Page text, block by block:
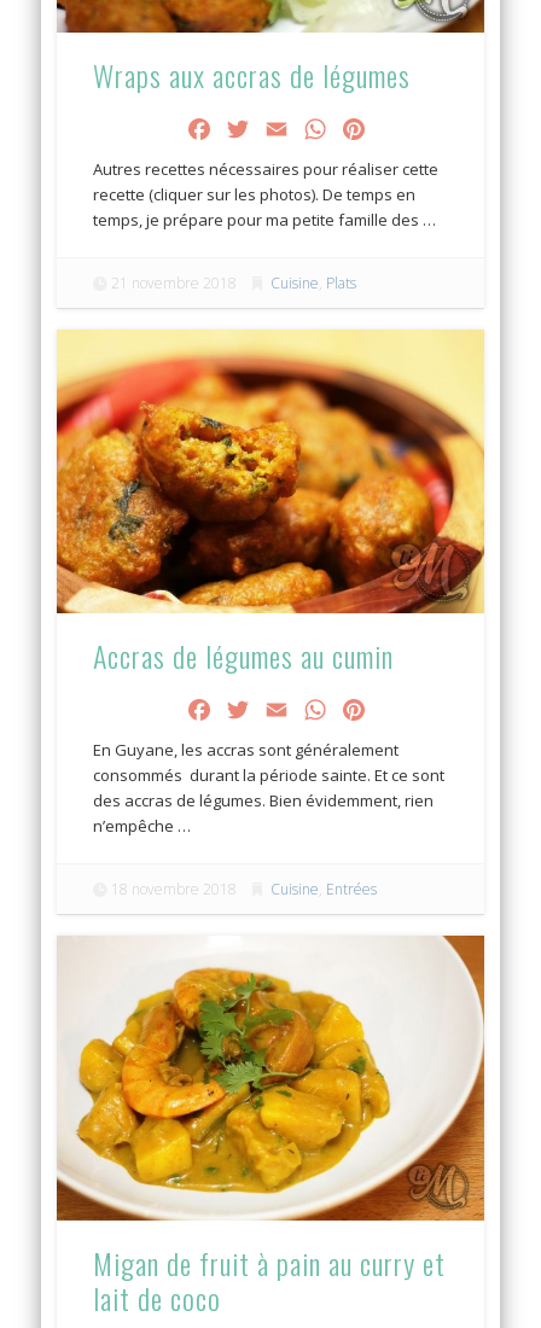
Wraps aux accras de légumes
FacebookTwitter
Email WhatsApp
Autres recettes nécessaires pour réaliser cette
recette (cliquer sur les photos). De temps en
temps, je prépare pour ma petite famille des …
21 novembre 2018 Cuisine, Plats
Accras de légumes au cumin
FacebookTwitter
Email WhatsApp
En Guyane, les accras sont généralement
consommés durant la période sainte. Et ce sont
des accras de légumes. Bien évidemment, rien
n’empêche …
18 novembre 2018 Cuisine, Entrées
Migan de fruit à pain au curry et
lait de coco